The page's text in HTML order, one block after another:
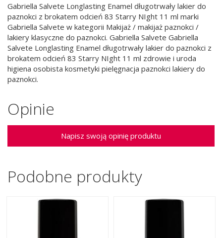
Gabriella Salvete Longlasting Enamel długotrwały lakier do
paznokci z brokatem odcień 83 Starry NIght 11 ml marki
Gabriella Salvete w kategorii Makijaż / makijaż paznokci /
lakiery klasyczne do paznokci. Gabriella Salvete Gabriella
Salvete Longlasting Enamel długotrwały lakier do paznokci z
brokatem odcień 83 Starry NIght 11 ml zdrowie i uroda
higiena osobista kosmetyki pielęgnacja paznokci lakiery do
paznokci.
Opinie
Napisz swoją opinię produktu
Podobne produkty